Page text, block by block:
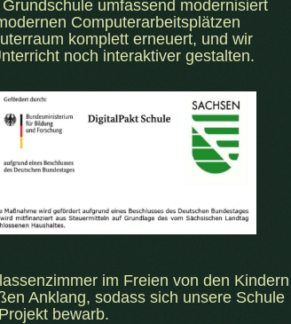
umfassend modernisiert
Computerarbeitsplätzen
komplett erneuert, und wir
noch interaktiver gestalten.
im Freien von den Kindern
Anklang, sodass sich unsere Schule
bewarb.